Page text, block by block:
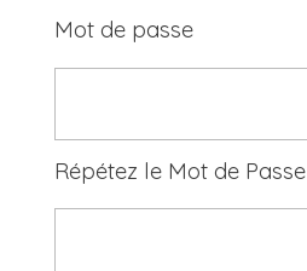
Mot de passe
Répétez le Mot de Passe